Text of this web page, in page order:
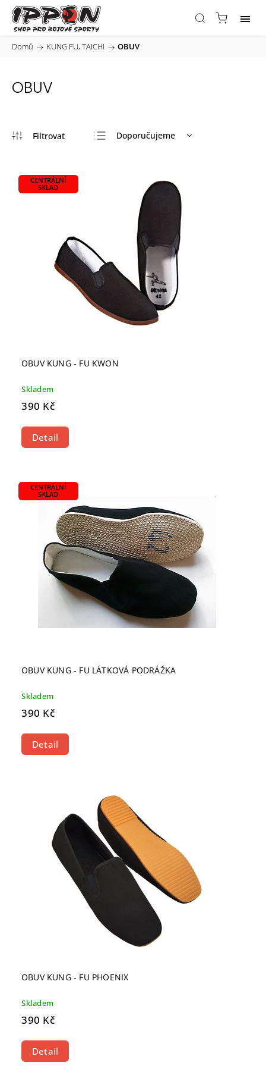
Domů / KUNG FU, TAICHI / OBUV
OBUV
Doporučujeme
Nejprodávanější
Abecedně
CENTRÁLNÍ
SKLAD
OBUV KUNG - FU KWON
Skladem
390 Kč
Detail
CENTRÁLNÍ
SKLAD
OBUV KUNG - FU LÁTKOVÁ PODRÁŽKA
Skladem
390 Kč
Detail
OBUV KUNG - FU PHOENIX
Skladem
390 Kč
Detail